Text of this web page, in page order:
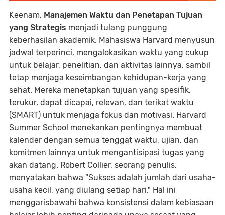
Keenam, Manajemen Waktu dan Penetapan Tujuan
yang Strategis menjadi tulang punggung
keberhasilan akademik. Mahasiswa Harvard menyusun
jadwal terperinci, mengalokasikan waktu yang cukup
untuk belajar, penelitian, dan aktivitas lainnya, sambil
tetap menjaga keseimbangan kehidupan-kerja yang
sehat. Mereka menetapkan tujuan yang spesifik,
terukur, dapat dicapai, relevan, dan terikat waktu
(SMART) untuk menjaga fokus dan motivasi. Harvard
Summer School menekankan pentingnya membuat
kalender dengan semua tenggat waktu, ujian, dan
komitmen lainnya untuk mengantisipasi tugas yang
akan datang. Robert Collier, seorang penulis,
menyatakan bahwa "Sukses adalah jumlah dari usaha-
usaha kecil, yang diulang setiap hari." Hal ini
menggarisbawahi bahwa konsistensi dalam kebiasaan